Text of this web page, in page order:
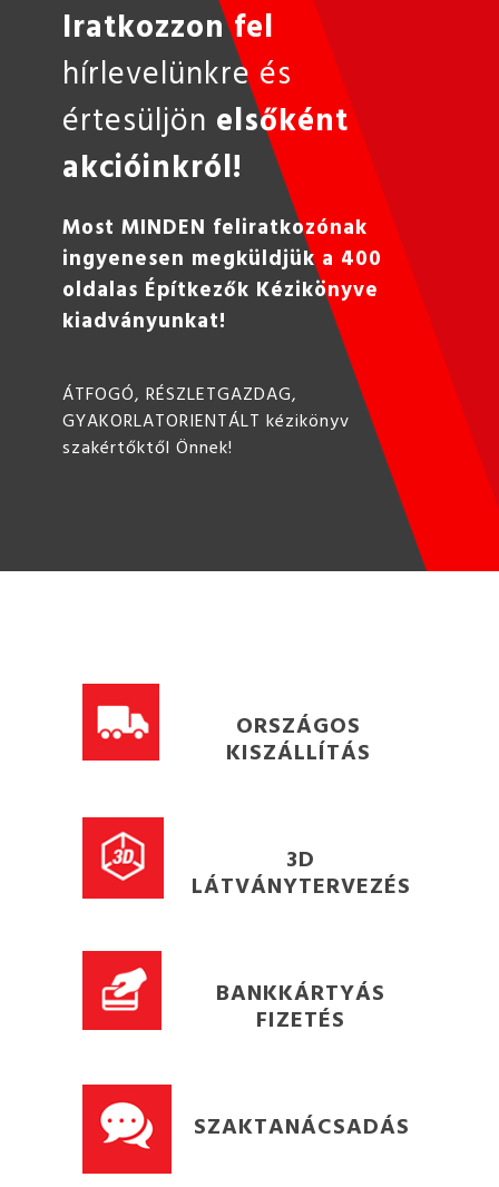
Iratkozzon fel
hírlevelünkre és
értesüljön elsőként
akcióinkról!
Most MINDEN feliratkozónak
ingyenesen megküldjük a 400
oldalas Építkezők Kézikönyve
kiadványunkat!
ÁTFOGÓ, RÉSZLETGAZDAG,
GYAKORLATORIENTÁLT kézikönyv
szakértőktől Önnek!
ORSZÁGOS
KISZÁLLÍTÁS
3D
LÁTVÁNYTERVEZÉS
BANKKÁRTYÁS
FIZETÉS
SZAKTANÁCSADÁS